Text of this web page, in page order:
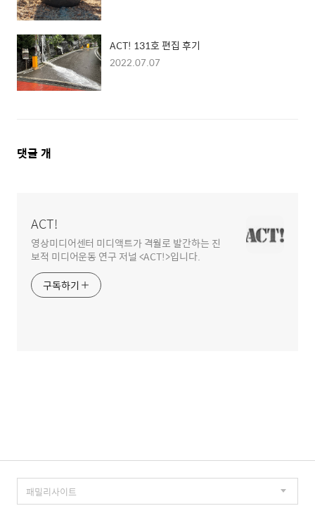
ACT! 131호 편집 후기
2022.07.07
댓
댓글 개
ACT!
영상미디어센터 미디액트가 격월로 발간하는 진
보적 미디어운동 연구 저널 <ACT!>입니다.
구독하기